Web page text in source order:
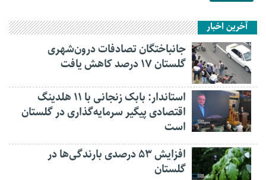
آخرین اخبار
جانباختگان تصادفات درون‌شهری
گلستان ۱۷ درصد کاهش یافت
استاندار: بابک زنجانی با ۱۱ هلدینگ
اقتصادی پیگیر سرمایه‌گذاری در گلستان
است
افزایش ۵۳ درصدی بارندگی‌ها در
گلستان